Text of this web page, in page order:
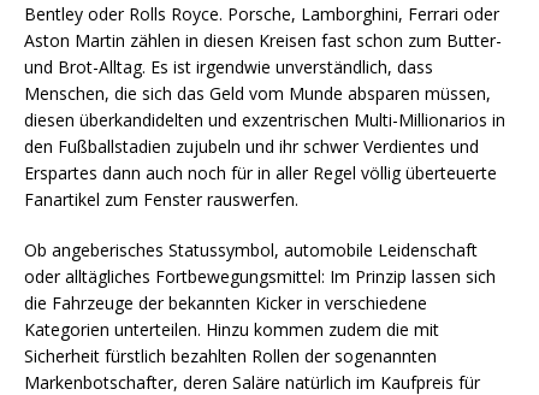
Bentley oder Rolls Royce. Porsche, Lamborghini, Ferrari oder
Aston Martin zählen in diesen Kreisen fast schon zum Butter-
und Brot-Alltag. Es ist irgendwie unverständlich, dass
Menschen, die sich das Geld vom Munde absparen müssen,
diesen überkandidelten und exzentrischen Multi-Millionarios in
den Fußballstadien zujubeln und ihr schwer Verdientes und
Erspartes dann auch noch für in aller Regel völlig überteuerte
Fanartikel zum Fenster rauswerfen.
Ob angeberisches Statussymbol, automobile Leidenschaft
oder alltägliches Fortbewegungsmittel: Im Prinzip lassen sich
die Fahrzeuge der bekannten Kicker in verschiedene
Kategorien unterteilen. Hinzu kommen zudem die mit
Sicherheit fürstlich bezahlten Rollen der sogenannten
Markenbotschafter, deren Saläre natürlich im Kaufpreis für